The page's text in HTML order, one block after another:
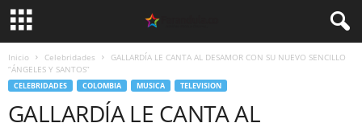
Inicio Celebridades
GALLARDÍA LE CANTA AL DESAMOR CON SU NUEVO SENCILLO
“ÁNGELES Y SANTOS”
CELEBRIDADES COLOMBIA MUSICA TELEVISION
GALLARDÍA LE CANTA AL